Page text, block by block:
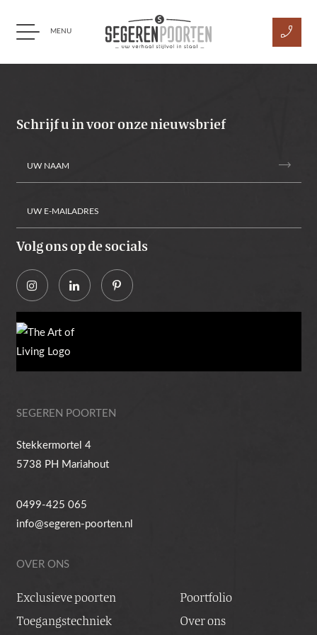
Ga naar content
MENU phone_enabled
Schrijf u in voor onze nieuwsbrief
trending_flat
Alternative:
Volg ons op de socials
SEGEREN POORTEN
Stekkermortel 4
5738 PH Mariahout
0499-425 065
info@segeren-poorten.nl
OVER ONS
Exclusieve poorten
Toegangstechniek
Poortfolio
Over ons